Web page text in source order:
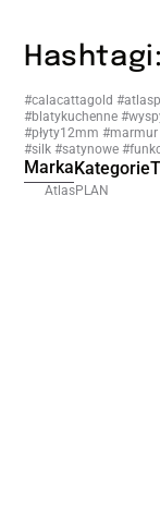
Hashtagi:
#calacattagold
#blatykuchenne
#płyty12mm
#silk #satynowe
MarkaKategorie
AtlasPLAN